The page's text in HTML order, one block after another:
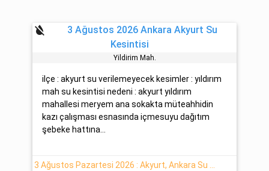
format_color_reset
3 Ağustos 2026 Ankara Akyurt Su
Kesintisi
Yildirim Mah.
ilçe : akyurt su verilemeyecek kesimler : yıldırım
mah su kesintisi nedeni : akyurt yıldırım
mahallesi meryem ana sokakta müteahhidin
kazı çalışması esnasında içmesuyu dağıtım
şebeke hattına...